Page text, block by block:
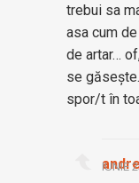
trebui sa
asa cum
de artar…
se găsește.
spor/t în
IUNIE